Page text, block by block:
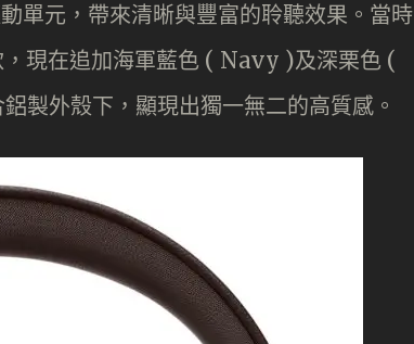
元，帶來清晰與豐富的聆聽效果。當時
現在追加海軍藍色 ( Navy )及深栗色 (
製外殼下，顯現出獨一無二的高質感。